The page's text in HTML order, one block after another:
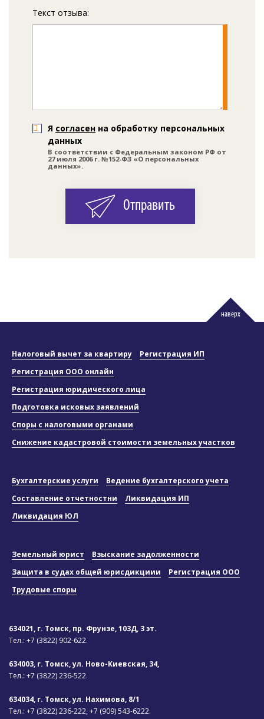
Текст отзыва:
Я согласен на обработку персональных
данных
В соответствии с Федеральным законом РФ от
27 июля 2006 г. №152-ФЗ «О персональных
данных».
Отправить
наверх
Налоговый вычет за квартиру
Регистрация ИП
Регистрация ООО онлайн
Регистрация юридического лица
Подготовка исковых заявлений
Споры с налоговыми органами
Снижение кадастровой стоимости земельных участков
Бухгалтерские услуги
Ведение бухгалтерского учета
Составление отчетностни
Ликвидация ИП
Ликвидация ЮЛ
Земельный юрист
Взыскание задолженности
Защита в судах общей юрисдикциии
Регистрация ООО
Трудовые споры
634021, г. Томск, пр. Фрунзе, 103Д, 3 эт.
Тел.: +7 (3822) 902-622.
634003, г. Томск, ул. Ново-Киевская, 34,
Тел.: +7 (3822) 236-522.
634034, г. Томск, ул. Нахимова, 8/1
Тел.: +7 (3822) 236-222, +7 (909) 543-6222.